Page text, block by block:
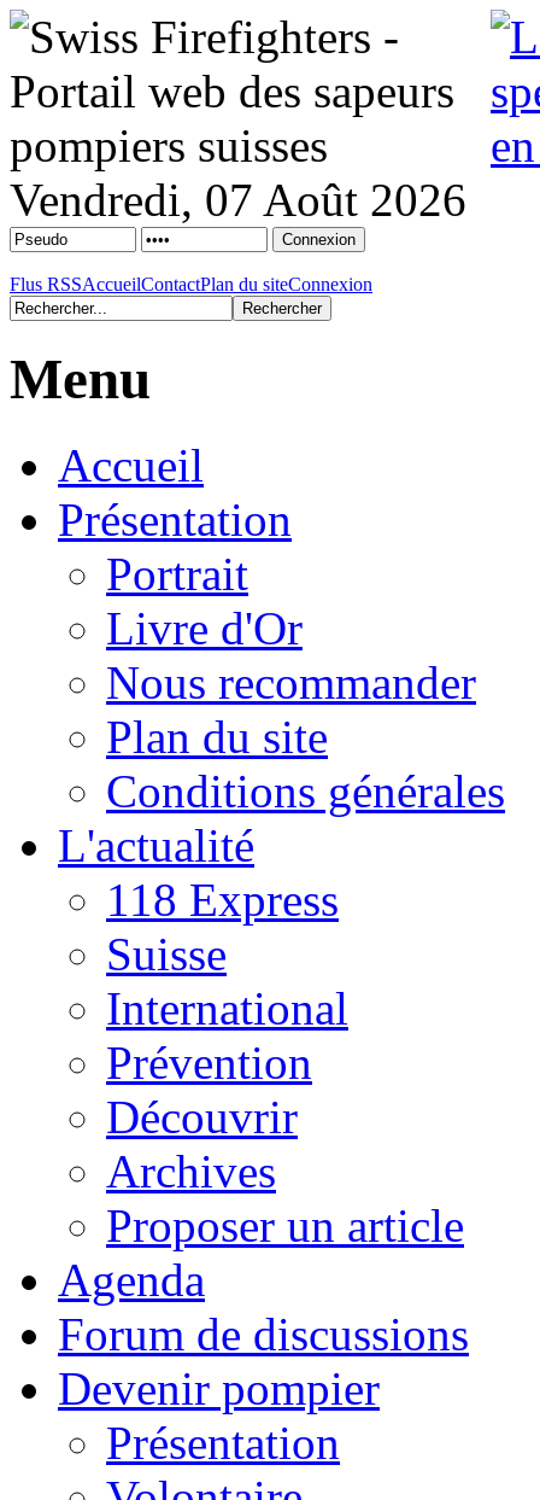
Vendredi, 07 Août 2026
Flus RSSAccueilContactPlan du siteConnexion
Menu
Accueil
Présentation
Portrait
Livre d'Or
Nous recommander
Plan du site
Conditions générales
L'actualité
118 Express
Suisse
International
Prévention
Découvrir
Archives
Proposer un article
Agenda
Forum de discussions
Devenir pompier
Présentation